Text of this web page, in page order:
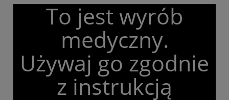
To jest wyrób
medyczny.
Używaj go zgodnie
z instrukcją